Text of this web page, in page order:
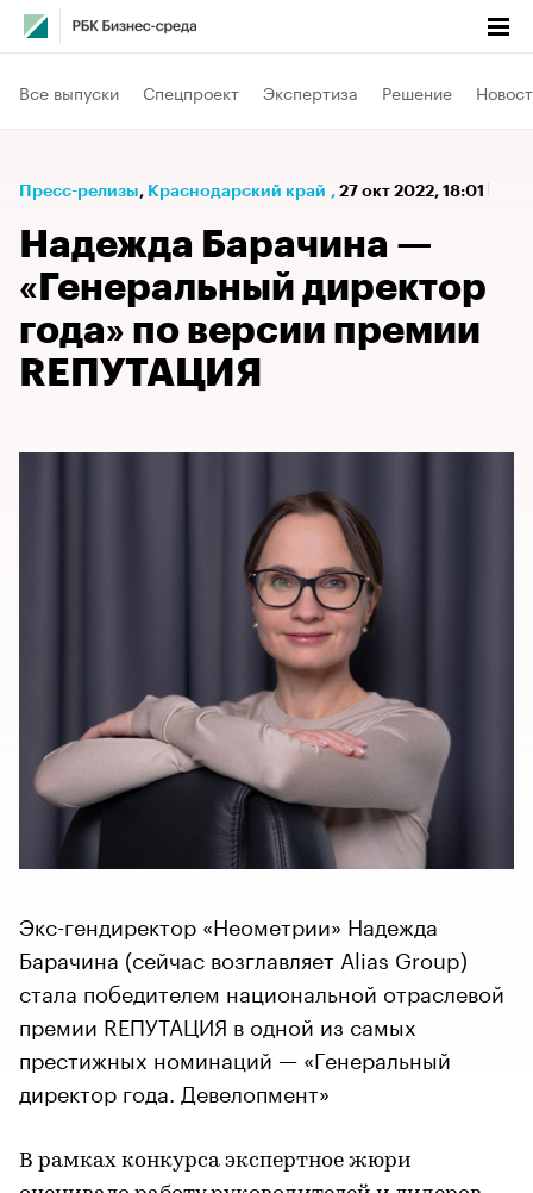
Все выпуски Спецпроект Экспертиза Решение
Пресс-релизы⁠, Краснодарский край , 27 окт 2022, 18:01
Надежда Барачина —
«Генеральный директор
года» по версии премии
RЕПУТАЦИЯ
Экс-гендиректор «Неометрии» Надежда
Барачина (сейчас возглавляет Alias Group)
стала победителем национальной отраслевой
премии RЕПУТАЦИЯ в одной из самых
престижных номинаций — «Генеральный
директор года. Девелопмент»
В рамках конкурса экспертное жюри